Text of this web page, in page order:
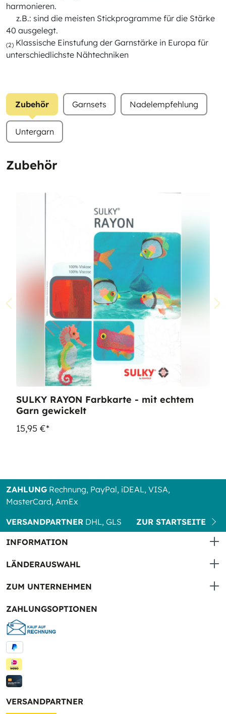
harmonieren.
z.B.: sind die meisten Stickprogramme für die Stärke
40 ausgelegt.
(2) Klassische Einstufung der Garnstärke in Europa für
unterschiedlichste Nähtechniken
Zubehör Garnsets Nadelempfehlung
Untergarn
Zubehör
SULKY RAYON Farbkarte - mit echtem
Garn gewickelt
15,95 €*
ZAHLUNG Rechnung, PayPal, iDEAL, VISA,
MasterCard, AmEx
VERSANDPARTNER DHL, GLS
ZUR STARTSEITE
INFORMATION
LÄNDERAUSWAHL
ZUM UNTERNEHMEN
ZAHLUNGSOPTIONEN
VERSANDPARTNER